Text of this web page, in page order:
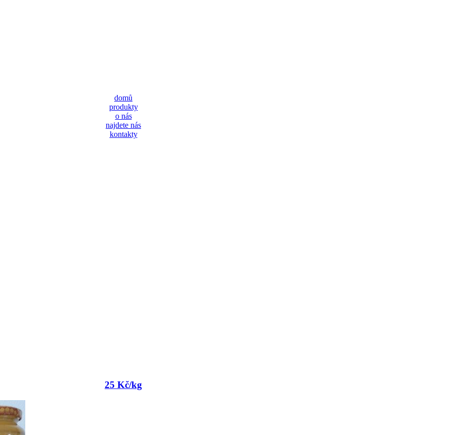
domů
produkty
o nás
najdete nás
kontakty
25 Kč/kg